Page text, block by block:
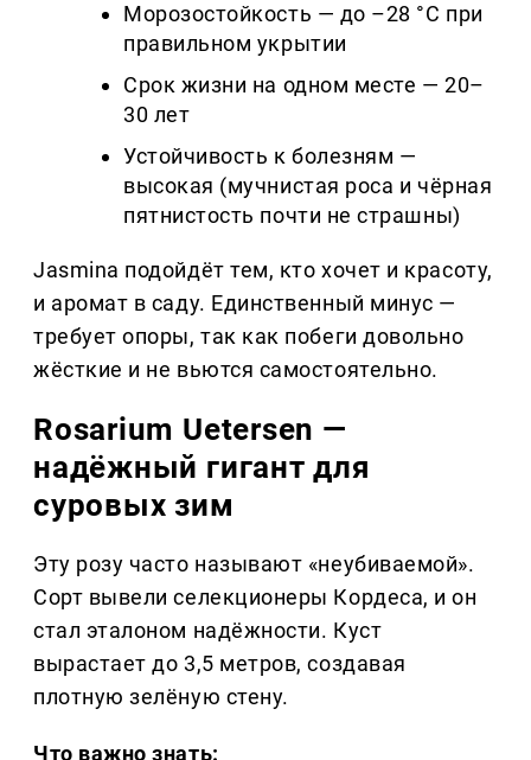
Морозостойкость — до –28 °C при
правильном укрытии
Срок жизни на одном месте — 20–
30 лет
Устойчивость к болезням —
высокая (мучнистая роса и чёрная
пятнистость почти не страшны)
Jasmina подойдёт тем, кто хочет и красоту,
и аромат в саду. Единственный минус —
требует опоры, так как побеги довольно
жёсткие и не вьются самостоятельно.
Rosarium Uetersen —
надёжный гигант для
суровых зим
Эту розу часто называют «неубиваемой».
Сорт вывели селекционеры Кордеса, и он
стал эталоном надёжности. Куст
вырастает до 3,5 метров, создавая
плотную зелёную стену.
Что важно знать: